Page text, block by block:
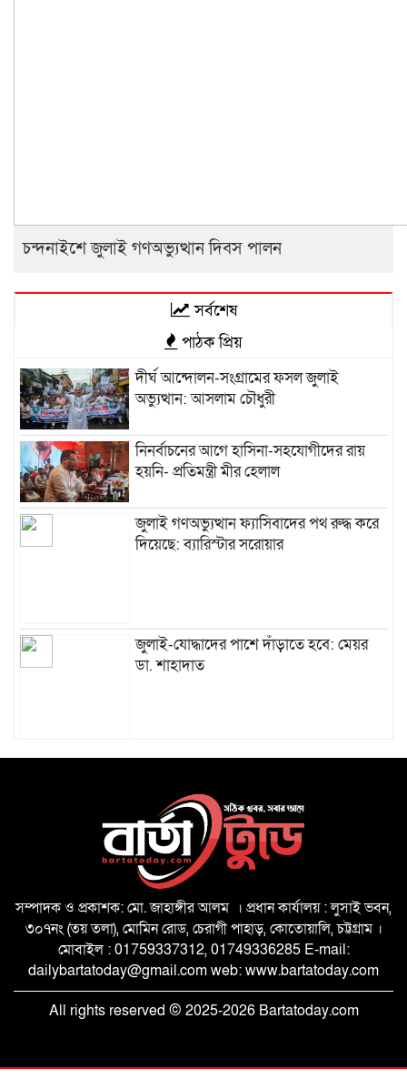
চন্দনাইশে জুলাই গণঅভ্যুত্থান দিবস পালন
সর্বশেষ
পাঠক প্রিয়
দীর্ঘ আন্দোলন-সংগ্রামের ফসল জুলাই
অভ্যুত্থান: আসলাম চৌধুরী
নিনর্বাচনের আগে হাসিনা-সহযোগীদের রায়
হয়নি- প্রতিমন্ত্রী মীর হেলাল
জুলাই গণঅভ্যুত্থান ফ্যাসিবাদের পথ রুদ্ধ করে
দিয়েছে: ব্যারিস্টার সরোয়ার
জুলাই-যোদ্ধাদের পাশে দাঁড়াতে হবে: মেয়র
ডা. শাহাদাত
হাটহাজারীতে প্রধানমন্ত্রীর সফর সফল করতে
ঐক্যবদ্ধ নাঙ্গলমোড়া ইউনিয়ন বিএনপি
জনগণের জন্য উৎসর্গীকৃত রাষ্ট্রব্যবস্থা গড়াই
জুলাইয়ের মূল লক্ষ্য: মীর হেলাল
সম্পাদক ও প্রকাশক: মো. জাহাঙ্গীর আলম । প্রধান কার্যালয় : লুসাই ভবন,
৩০৭নং (তয় তলা), মোমিন রোড, চেরাগী পাহাড়, কোতোয়ালি, চট্টগ্রাম ।
মোবাইল : 01759337312, 01749336285 E-mail:
dailybartatoday@gmail.com web: www.bartatoday.com
All rights reserved © 2025-2026 Bartatoday.com